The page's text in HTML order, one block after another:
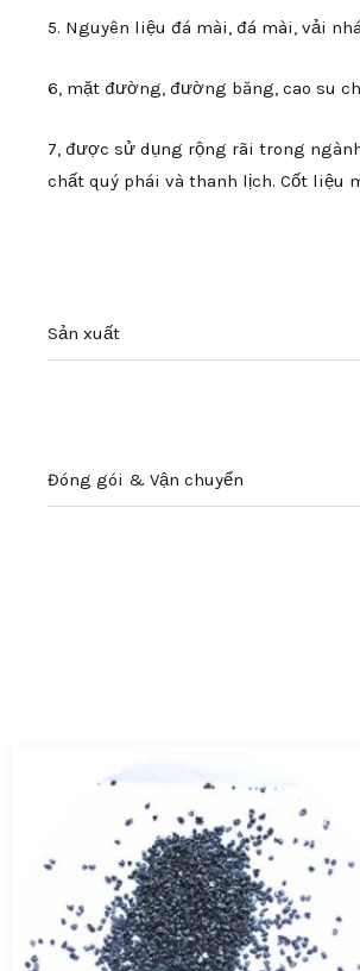
5. Nguyên liệu đá mài, đá mài, vải
6, mặt đường, đường băng, cao su
7, được sử dụng rộng rãi trong
chất quý phái và thanh lịch. Cốt liệu
Sản xuất
Đóng gói & Vận chuyển